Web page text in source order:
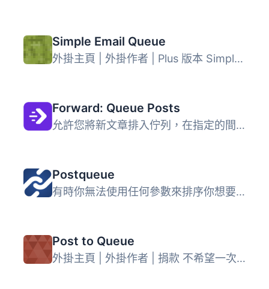
Simple Email Queue
外掛主頁 | 外掛作者 | Plus 版本 Simple Email Queue 是一個...
Forward: Queue Posts
允許您將新文章排入佇列，在指定的間隔時間後進行發佈。
Postqueue
有時你無法使用任何參數來排序你想要的文章順序，只能手動排...
Post to Queue
外掛主頁 | 外掛作者 | 捐款 不希望一次發佈所有文章，但又討...